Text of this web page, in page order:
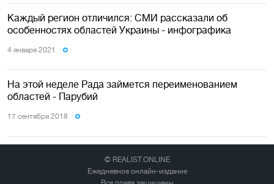
Каждый регион отличился: СМИ рассказали об
особенностях областей Украины - инфографика
4 января 2021
На этой неделе Рада займется переименованием
областей - Парубий
17 сентября 2018
© REALIST.ONLINE
Ежедневное онлайн-издание